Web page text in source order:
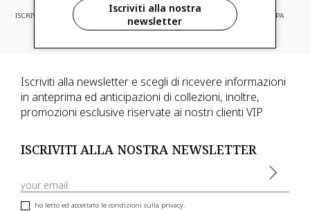
ISCRIVITI ED ACCEDI A PROMOZIONI
RISERVATE
CONSEGNA IN TUTTA EUROPA
Iscriviti alla newsletter e scegli di ricevere informazioni
in anteprima ed anticipazioni di collezioni, inoltre,
promozioni esclusive riservate ai nostri clienti VIP
ISCRIVITI ALLA NOSTRA NEWSLETTER
ho letto ed accettato le condizioni sulla privacy.
Iscriviti alla nostra
newsletter